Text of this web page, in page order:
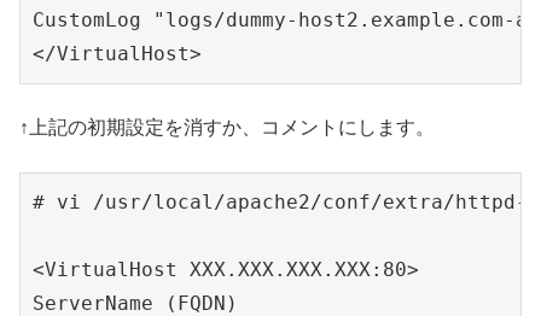
CustomLog "logs/dummy-host2.example.com-
</VirtualHost>
↑上記の初期設定を消すか、コメントにします。
# vi /usr/local/apache2/conf/extra/httpd-
<VirtualHost XXX.XXX.XXX.XXX:80>
ServerName (FQDN)